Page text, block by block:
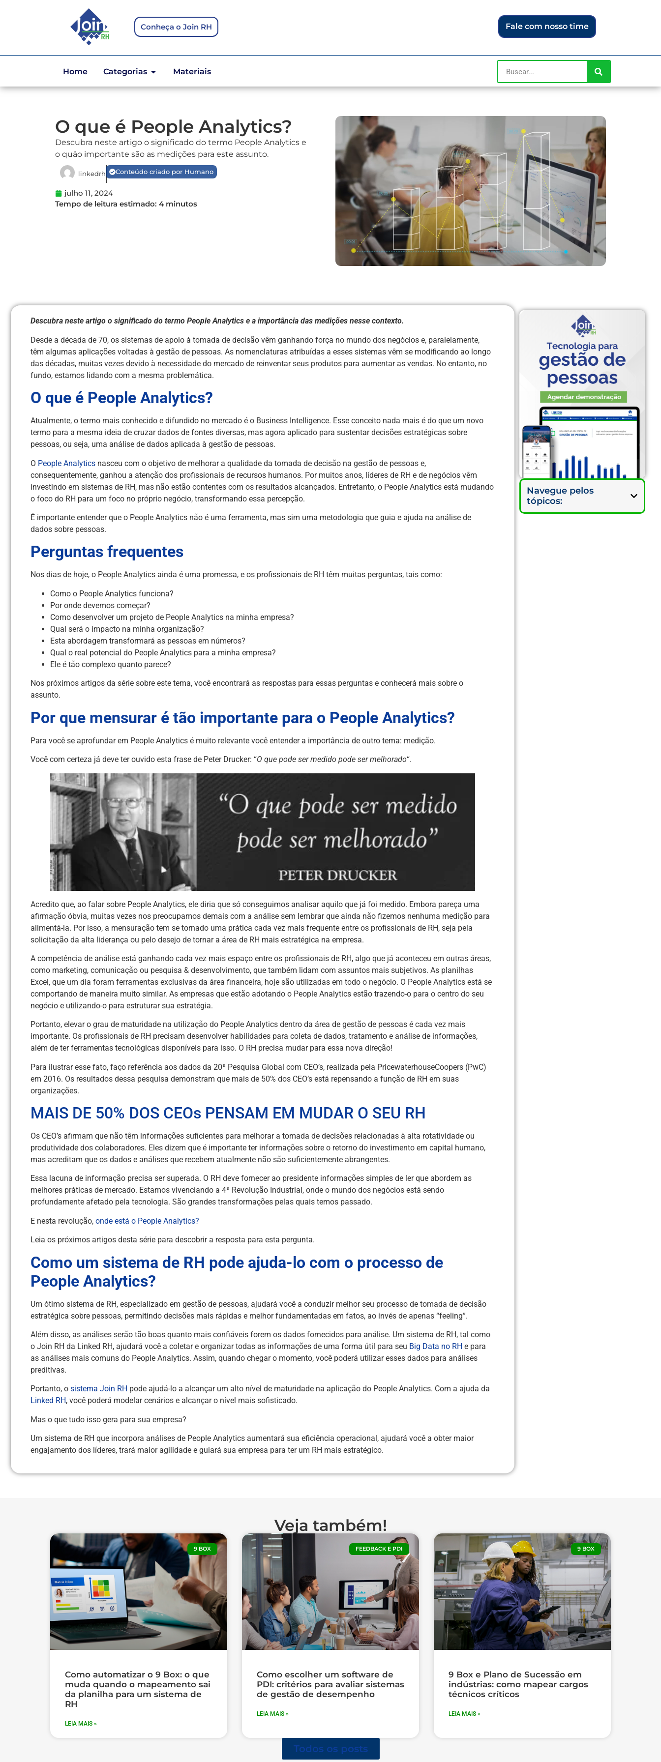
Conheça o Join RH Fale com nosso time
Home Categorias Materiais
O que é People Analytics?
Descubra neste artigo o significado do termo People Analytics e
o quão importante são as medições para este assunto.
linkedrh Conteúdo criado por Humano
julho 11, 2024
Navegue pelos
tópicos:
Descubra neste artigo o significado do termo People Analytics e a importância das medições nesse contexto.
Desde a década de 70, os sistemas de apoio à tomada de decisão vêm ganhando força no mundo dos negócios e, paralelamente,
têm algumas aplicações voltadas à gestão de pessoas. As nomenclaturas atribuídas a esses sistemas vêm se modificando ao longo
das décadas, muitas vezes devido à necessidade do mercado de reinventar seus produtos para aumentar as vendas. No entanto, no
fundo, estamos lidando com a mesma problemática.
O que é People Analytics?
Atualmente, o termo mais conhecido e difundido no mercado é o Business Intelligence. Esse conceito nada mais é do que um novo
termo para a mesma ideia de cruzar dados de fontes diversas, mas agora aplicado para sustentar decisões estratégicas sobre
pessoas, ou seja, uma análise de dados aplicada à gestão de pessoas.
O People Analytics nasceu com o objetivo de melhorar a qualidade da tomada de decisão na gestão de pessoas e,
consequentemente, ganhou a atenção dos profissionais de recursos humanos. Por muitos anos, líderes de RH e de negócios vêm
investindo em sistemas de RH, mas não estão contentes com os resultados alcançados. Entretanto, o People Analytics está mudando
o foco do RH para um foco no próprio negócio, transformando essa percepção.
É importante entender que o People Analytics não é uma ferramenta, mas sim uma metodologia que guia e ajuda na análise de
dados sobre pessoas.
Perguntas frequentes
Nos dias de hoje, o People Analytics ainda é uma promessa, e os profissionais de RH têm muitas perguntas, tais como:
Como o People Analytics funciona?
Por onde devemos começar?
Como desenvolver um projeto de People Analytics na minha empresa?
Qual será o impacto na minha organização?
Esta abordagem transformará as pessoas em números?
Qual o real potencial do People Analytics para a minha empresa?
Ele é tão complexo quanto parece?
Nos próximos artigos da série sobre este tema, você encontrará as respostas para essas perguntas e conhecerá mais sobre o
assunto.
Por que mensurar é tão importante para o People Analytics?
Para você se aprofundar em People Analytics é muito relevante você entender a importância de outro tema: medição.
Você com certeza já deve ter ouvido esta frase de Peter Drucker: “O que pode ser medido pode ser melhorado“.
Acredito que, ao falar sobre People Analytics, ele diria que só conseguimos analisar aquilo que já foi medido. Embora pareça uma
afirmação óbvia, muitas vezes nos preocupamos demais com a análise sem lembrar que ainda não fizemos nenhuma medição para
alimentá-la. Por isso, a mensuração tem se tornado uma prática cada vez mais frequente entre os profissionais de RH, seja pela
solicitação da alta liderança ou pelo desejo de tornar a área de RH mais estratégica na empresa.
A competência de análise está ganhando cada vez mais espaço entre os profissionais de RH, algo que já aconteceu em outras áreas,
como marketing, comunicação ou pesquisa & desenvolvimento, que também lidam com assuntos mais subjetivos. As planilhas
Excel, que um dia foram ferramentas exclusivas da área financeira, hoje são utilizadas em todo o negócio. O People Analytics está se
comportando de maneira muito similar. As empresas que estão adotando o People Analytics estão trazendo-o para o centro do seu
negócio e utilizando-o para estruturar sua estratégia.
Portanto, elevar o grau de maturidade na utilização do People Analytics dentro da área de gestão de pessoas é cada vez mais
importante. Os profissionais de RH precisam desenvolver habilidades para coleta de dados, tratamento e análise de informações,
além de ter ferramentas tecnológicas disponíveis para isso. O RH precisa mudar para essa nova direção!
Para ilustrar esse fato, faço referência aos dados da 20ª Pesquisa Global com CEO’s, realizada pela PricewaterhouseCoopers (PwC)
em 2016. Os resultados dessa pesquisa demonstram que mais de 50% dos CEO’s está repensando a função de RH em suas
organizações.
MAIS DE 50% DOS CEOs PENSAM EM MUDAR O SEU RH
Os CEO’s afirmam que não têm informações suficientes para melhorar a tomada de decisões relacionadas à alta rotatividade ou
produtividade dos colaboradores. Eles dizem que é importante ter informações sobre o retorno do investimento em capital humano,
mas acreditam que os dados e análises que recebem atualmente não são suficientemente abrangentes.
Essa lacuna de informação precisa ser superada. O RH deve fornecer ao presidente informações simples de ler que abordem as
melhores práticas de mercado. Estamos vivenciando a 4ª Revolução Industrial, onde o mundo dos negócios está sendo
profundamente afetado pela tecnologia. São grandes transformações pelas quais temos passado.
E nesta revolução, onde está o People Analytics?
Leia os próximos artigos desta série para descobrir a resposta para esta pergunta.
Como um sistema de RH pode ajuda-lo com o processo de
People Analytics?
Um ótimo sistema de RH, especializado em gestão de pessoas, ajudará você a conduzir melhor seu processo de tomada de decisão
estratégica sobre pessoas, permitindo decisões mais rápidas e melhor fundamentadas em fatos, ao invés de apenas “feeling”.
Além disso, as análises serão tão boas quanto mais confiáveis forem os dados fornecidos para análise. Um sistema de RH, tal como
o Join RH da Linked RH, ajudará você a coletar e organizar todas as informações de uma forma útil para seu Big Data no RH e para
as análises mais comuns do People Analytics. Assim, quando chegar o momento, você poderá utilizar esses dados para análises
preditivas.
Portanto, o sistema Join RH pode ajudá-lo a alcançar um alto nível de maturidade na aplicação do People Analytics. Com a ajuda da
Linked RH, você poderá modelar cenários e alcançar o nível mais sofisticado.
Mas o que tudo isso gera para sua empresa?
Um sistema de RH que incorpora análises de People Analytics aumentará sua eficiência operacional, ajudará você a obter maior
engajamento dos líderes, trará maior agilidade e guiará sua empresa para ter um RH mais estratégico.
Veja também!
9 BOX
Como automatizar o 9 Box: o que
muda quando o mapeamento sai
da planilha para um sistema de
RH
LEIA MAIS »
FEEDBACK E PDI
Como escolher um software de
PDI: critérios para avaliar sistemas
de gestão de desempenho
LEIA MAIS »
9 BOX
9 Box e Plano de Sucessão em
indústrias: como mapear cargos
técnicos críticos
LEIA MAIS »
Todos os posts